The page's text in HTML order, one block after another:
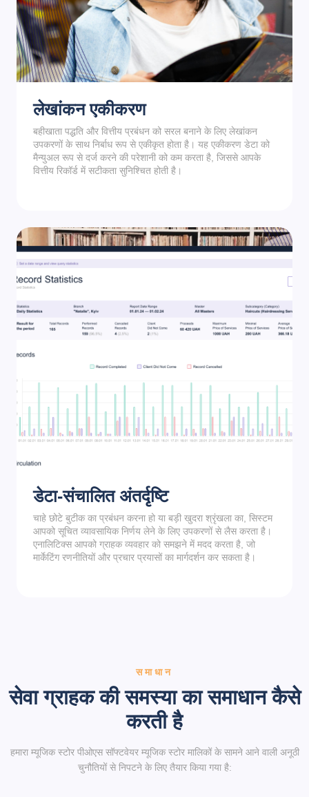
लेखांकन एकीकरण
बहीखाता पद्धति और वित्तीय प्रबंधन को सरल बनाने के लिए लेखांकन
उपकरणों के साथ निर्बाध रूप से एकीकृत होता है। यह एकीकरण डेटा को
मैन्युअल रूप से दर्ज करने की परेशानी को कम करता है, जिससे आपके
वित्तीय रिकॉर्ड में सटीकता सुनिश्चित होती है।
डेटा-संचालित अंतर्दृष्टि
चाहे छोटे बुटीक का प्रबंधन करना हो या बड़ी खुदरा श्रृंखला का, सिस्टम
आपको सूचित व्यावसायिक निर्णय लेने के लिए उपकरणों से लैस करता है।
एनालिटिक्स आपको ग्राहक व्यवहार को समझने में मदद करता है, जो
मार्केटिंग रणनीतियों और प्रचार प्रयासों का मार्गदर्शन कर सकता है।
समाधान
सेवा ग्राहक की समस्या का समाधान कैसे
करती है
हमारा म्यूजिक स्टोर पीओएस सॉफ्टवेयर म्यूजिक स्टोर मालिकों के सामने आने वाली अनूठी
चुनौतियों से निपटने के लिए तैयार किया गया है: